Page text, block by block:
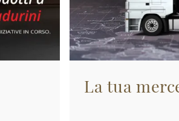
La tua